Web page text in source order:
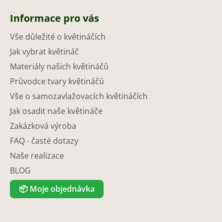
Informace pro vás
Vše důležité o květináčích
Jak vybrat květináč
Materiály našich květináčů
Průvodce tvary květináčů
Vše o samozavlažovacích květináčích
Jak osadit naše květináče
Zakázková výroba
FAQ - časté dotazy
Naše realizace
BLOG
📦 Moje objednávka